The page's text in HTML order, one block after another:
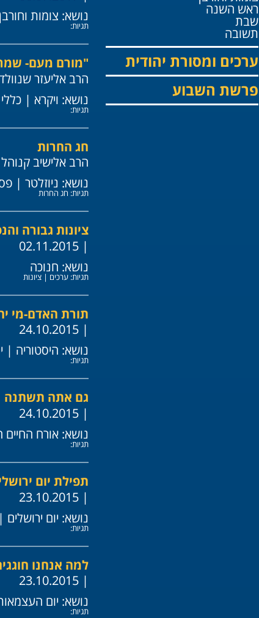
נושא: צומות
תגיות:
"מורם מעם-
הרב אליעזר
נושא: ויקרא |כללי
תגיות:
חג החרות
הרב אלישיב קנוהל
נושא: ניוזלטר |
תגיות: חג החרות
ציונות גבורה
| 02.11.2015
נושא: חנוכה
תגיות:ערכים |ציונות
תורת האדם-מי
| 24.10.2015
נושא: היסטוריה |
תגיות:
גם אתה תשתנה
| 24.10.2015
נושא:אורח החיים
תגיות:
תפילת יום
| 23.10.2015
נושא: יום ירושלים |
תגיות:
למה אנחנו
| 23.10.2015
נושא: יום
תגיות:
ראש השנה
שבת
תשובה
ערכים ומסורת יהודית
פרשת השבוע